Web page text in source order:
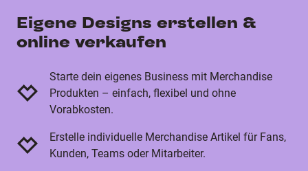
Eigene Designs erstellen &
online verkaufen
Starte dein eigenes Business mit Merchandise
Produkten – einfach, flexibel und ohne
Vorabkosten.
Erstelle individuelle Merchandise Artikel für Fans,
Kunden, Teams oder Mitarbeiter.